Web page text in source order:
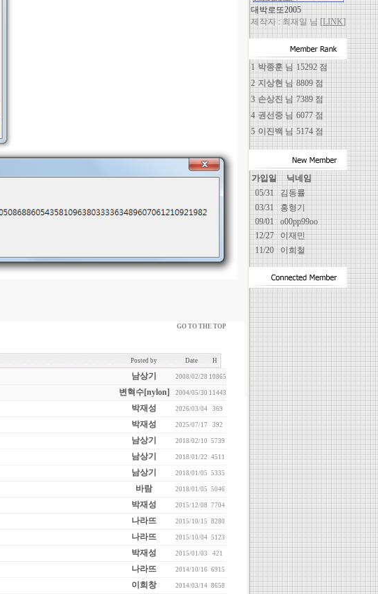
GO TO THE TOP
Posted by Date H
남상기 2008/02/28 10865
변혁수[nylon] 2004/05/30 11443
박재성 2026/03/04 369
박재성 2025/07/17 392
남상기 2018/02/10 5739
남상기 2018/01/22 4511
남상기 2018/01/05 5335
바람 2018/01/05 5046
박재성 2015/12/08 7704
나라뜨 2015/10/15 8280
나라뜨 2015/10/04 5123
박재성 2015/01/03 421
나라뜨 2014/10/16 6915
이희창 2014/03/14 8658
대박로또2005
제작자 : 최재일 님 [LINK]
1 박종훈님 15292 점
2 지상현님 8809 점
3 손상진님 7389 점
4 권선중님 6077 점
5 이진백 님 5174 점
가입일
닉네임
05/31
김동률
03/31
홍형기
09/01
o00pp99oo
12/27
이재민
11/20
이희철